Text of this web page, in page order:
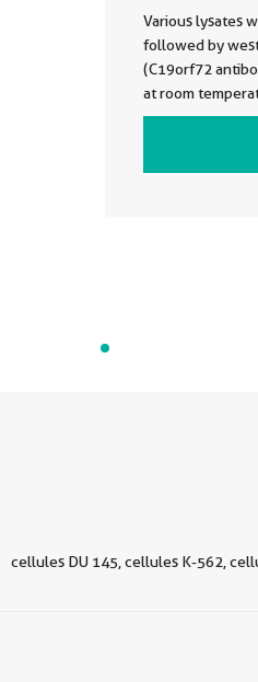
Various lysates
followed by
(C19orf72
at room
cellules DU 145, cellules K-562,